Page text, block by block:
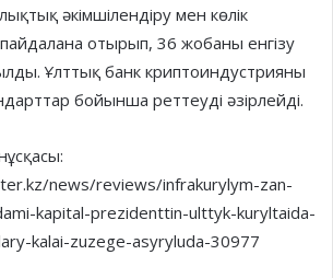
әкімшілендіру мен көлік
отырып, 36 жобаны енгізу
Ұлттық банк криптоиндустрияны
бойынша реттеуді әзірлейді.
news/reviews/infrakurylym-zan-
kapital-prezidenttin-ulttyk-kuryltaida-
kalai-zuzege-asyryluda-30977